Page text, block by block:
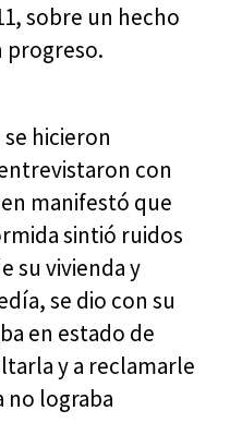
sobre un hecho
progreso.
hicieron
con
manifestó que
sintió ruidos
su vivienda y
se dio con su
en estado de
y a reclamarle
no lograba